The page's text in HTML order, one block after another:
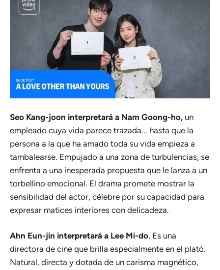
Seo Kang-joon interpretará a Nam Goong-ho, un
empleado cuya vida parece trazada... hasta que la
persona a la que ha amado toda su vida empieza a
tambalearse. Empujado a una zona de turbulencias, se
enfrenta a una inesperada propuesta que le lanza a un
torbellino emocional. El drama promete mostrar la
sensibilidad del actor, célebre por su capacidad para
expresar matices interiores con delicadeza.
Ahn Eun-jin interpretará a Lee Mi-do, Es una
directora de cine que brilla especialmente en el plató.
Natural, directa y dotada de un carisma magnético,